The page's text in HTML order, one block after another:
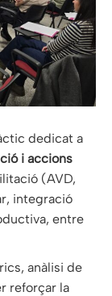
dedicat a
i accions
(AVD,
integració
entre
anàlisi de
reforçar la